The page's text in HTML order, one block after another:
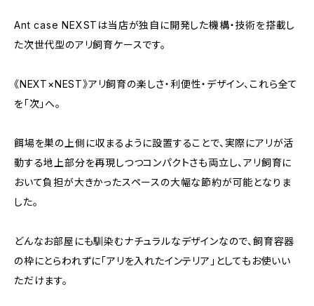
Ant case NEXSTは当店が独自に開発した機構・技術を搭載し
た次世代型のアリ飼育ケースです。
《NEXT×NEST》アリ飼育の楽しさ・利便性・デザイン、これら全て
を「次」へ。
餌場を巣の上側に収まるように設置することで、実際にアリが活
動する地上部分を再現しつつコンパクトさも両立し、アリ飼育に
おいて負担が大きかったスペースの大幅な節約が可能となりま
した。
どんなお部屋にも馴染むナチュラルなデザインなので、飼育容器
の枠にとらわれずに「アリを入れたインテリア」としてもお使いい
ただけます。